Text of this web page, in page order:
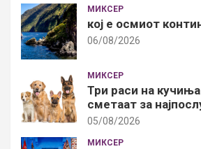
МИКСЕР
кој е осмиот
06/08/2026
МИКСЕР
Три раси на
сметаат за
05/08/2026
МИКСЕР